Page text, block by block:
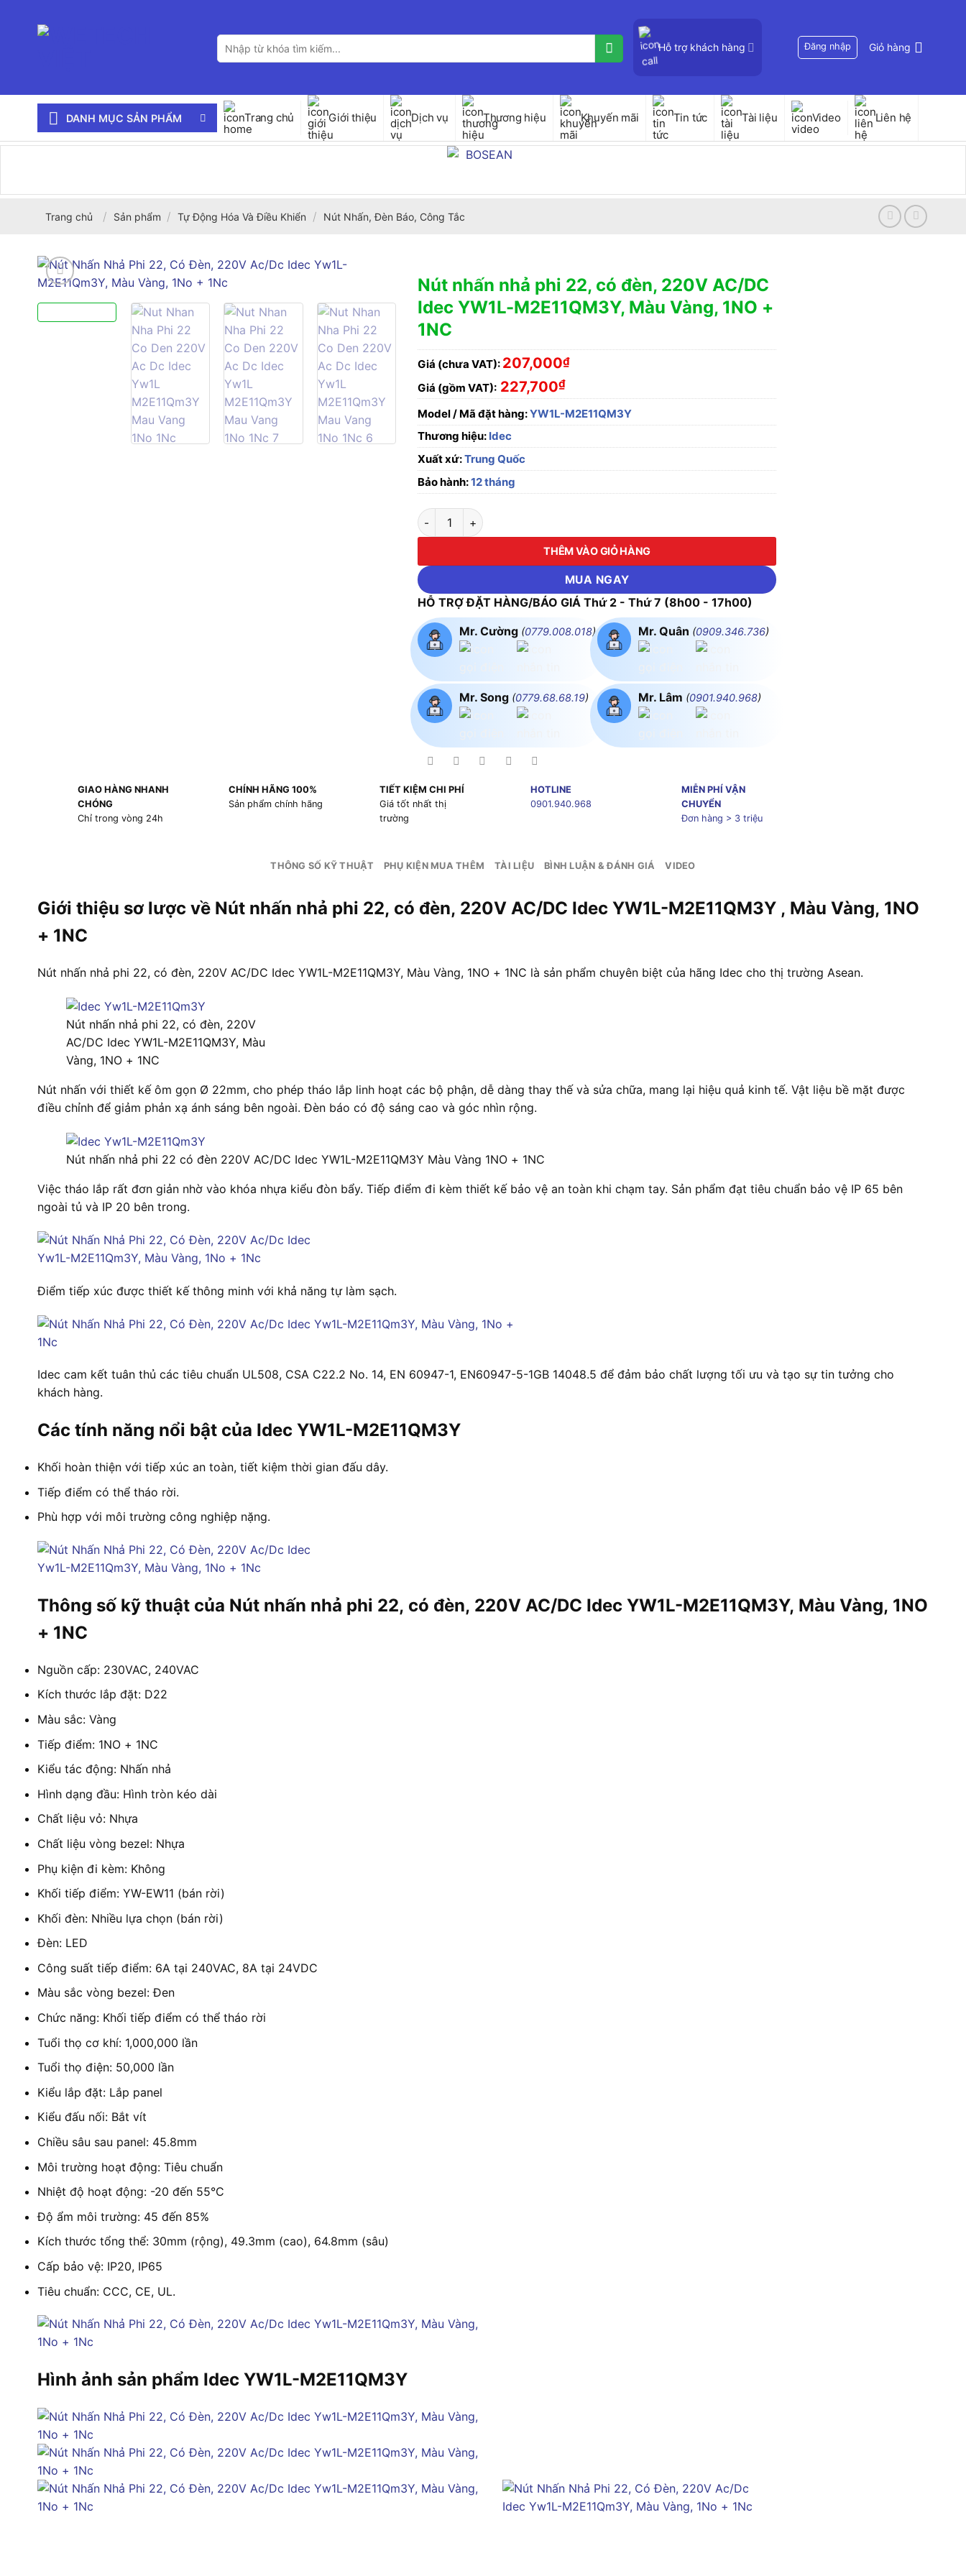
Tìm
kiếm:
Hỗ trợ khách hàng Đăng nhập Giỏ hàng
DANH MỤC SẢN PHẨM Trang chủ Giới thiệu Dịch vụ Thương hiệu Khuyến mãi Tin tức Tài liệu Video Liên hệ
Trang chủ / Sản phẩm / Tự Động Hóa Và Điều Khiển / Nút Nhấn, Đèn Báo, Công Tắc
Nút nhấn nhả phi 22, có đèn, 220V AC/DC
Idec YW1L-M2E11QM3Y, Màu Vàng, 1NO +
1NC
Giá (chưa VAT): 207,000₫
Giá (gồm VAT): 227,700₫
Model / Mã đặt hàng:YW1L-M2E11QM3Y
Thương hiệu: Idec
Xuất xứ:Trung Quốc
Bảo hành:12 tháng
Nút nhấn nhả phi 22, có đèn, 220V AC/DC Idec YW1L-M2E11QM3Y, Màu Vàng, 1NO + 1NC số lượng
THÊM VÀO GIỎ HÀNG
MUA NGAY
HỖ TRỢ ĐẶT HÀNG/BÁO GIÁ Thứ 2 - Thứ 7 (8h00 - 17h00)
Mr. Cường (0779.008.018)
Mr. Song (0779.68.68.19)
Mr. Quân (0909.346.736)
Mr. Lâm (0901.940.968)
GIAO HÀNG NHANH
CHÓNG
Chỉ trong vòng 24h
CHÍNH HÃNG 100%
Sản phẩm chính hãng
TIẾT KIỆM CHI PHÍ
Giá tốt nhất thị
trường
HOTLINE
0901.940.968
MIỄN PHÍ VẬN
CHUYỂN
Đơn hàng > 3 triệu
THÔNG SỐ KỸ THUẬT PHỤ KIỆN MUA THÊM TÀI LIỆU BÌNH LUẬN & ĐÁNH GIÁ VIDEO
Giới thiệu sơ lược về Nút nhấn nhả phi 22, có đèn, 220V AC/DC Idec YW1L-M2E11QM3Y , Màu Vàng, 1NO
+ 1NC
Nút nhấn nhả phi 22, có đèn, 220V AC/DC Idec YW1L-M2E11QM3Y, Màu Vàng, 1NO + 1NC là sản phẩm chuyên biệt của hãng Idec cho thị trường Asean.
Nút nhấn nhả phi 22, có đèn, 220V
AC/DC Idec YW1L-M2E11QM3Y, Màu
Vàng, 1NO + 1NC
Nút nhấn với thiết kế ôm gọn Ø 22mm, cho phép tháo lắp linh hoạt các bộ phận, dễ dàng thay thế và sửa chữa, mang lại hiệu quả kinh tế. Vật liệu bề mặt được
điều chỉnh để giảm phản xạ ánh sáng bên ngoài. Đèn báo có độ sáng cao và góc nhìn rộng.
Nút nhấn nhả phi 22 có đèn 220V AC/DC Idec YW1L-M2E11QM3Y Màu Vàng 1NO + 1NC
Việc tháo lắp rất đơn giản nhờ vào khóa nhựa kiểu đòn bẩy. Tiếp điểm đi kèm thiết kế bảo vệ an toàn khi chạm tay. Sản phẩm đạt tiêu chuẩn bảo vệ IP 65 bên
ngoài tủ và IP 20 bên trong.
Điểm tiếp xúc được thiết kế thông minh với khả năng tự làm sạch.
Idec cam kết tuân thủ các tiêu chuẩn UL508, CSA C22.2 No. 14, EN 60947-1, EN60947-5-1GB 14048.5 để đảm bảo chất lượng tối ưu và tạo sự tin tưởng cho
khách hàng.
Các tính năng nổi bật của Idec YW1L-M2E11QM3Y
Khối hoàn thiện với tiếp xúc an toàn, tiết kiệm thời gian đấu dây.
Tiếp điểm có thể tháo rời.
Phù hợp với môi trường công nghiệp nặng.
Thông số kỹ thuật của Nút nhấn nhả phi 22, có đèn, 220V AC/DC Idec YW1L-M2E11QM3Y, Màu Vàng, 1NO
+ 1NC
Nguồn cấp: 230VAC, 240VAC
Kích thước lắp đặt: D22
Màu sắc: Vàng
Tiếp điểm: 1NO + 1NC
Kiểu tác động: Nhấn nhả
Hình dạng đầu: Hình tròn kéo dài
Chất liệu vỏ: Nhựa
Chất liệu vòng bezel: Nhựa
Phụ kiện đi kèm: Không
Khối tiếp điểm: YW-EW11 (bán rời)
Khối đèn: Nhiều lựa chọn (bán rời)
Đèn: LED
Công suất tiếp điểm: 6A tại 240VAC, 8A tại 24VDC
Màu sắc vòng bezel: Đen
Chức năng: Khối tiếp điểm có thể tháo rời
Tuổi thọ cơ khí: 1,000,000 lần
Tuổi thọ điện: 50,000 lần
Kiểu lắp đặt: Lắp panel
Kiểu đấu nối: Bắt vít
Chiều sâu sau panel: 45.8mm
Môi trường hoạt động: Tiêu chuẩn
Nhiệt độ hoạt động: -20 đến 55°C
Độ ẩm môi trường: 45 đến 85%
Kích thước tổng thể: 30mm (rộng), 49.3mm (cao), 64.8mm (sâu)
Cấp bảo vệ: IP20, IP65
Tiêu chuẩn: CCC, CE, UL.
Hình ảnh sản phẩm Idec YW1L-M2E11QM3Y